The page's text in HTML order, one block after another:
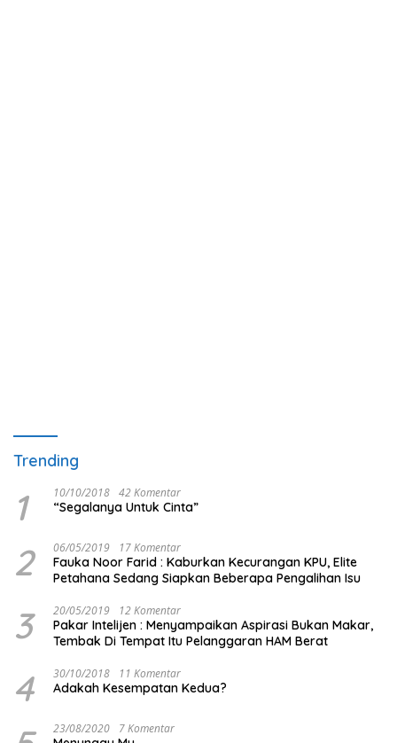
Trending
1 10/10/2018 42 Komentar
“Segalanya Untuk Cinta”
2 06/05/2019 17 Komentar
Fauka Noor Farid : Kaburkan Kecurangan KPU, Elite
Petahana Sedang Siapkan Beberapa Pengalihan Isu
3 20/05/2019 12 Komentar
Pakar Intelijen : Menyampaikan Aspirasi Bukan Makar,
Tembak Di Tempat Itu Pelanggaran HAM Berat
4 30/10/2018 11 Komentar
Adakah Kesempatan Kedua?
23/08/2020 7 Komentar